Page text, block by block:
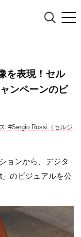
を表現！セル
ンペーンのビ
#Sergio Rossi（セルジ
ョンから、デジタ
のビジュアルを公